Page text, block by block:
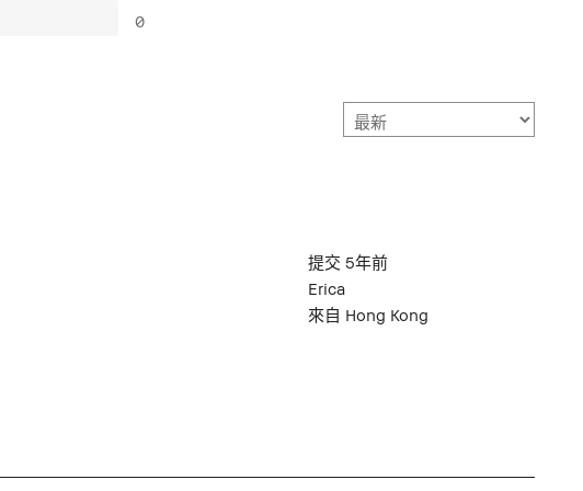
0
提交 5年前
Erica
來自 Hong Kong